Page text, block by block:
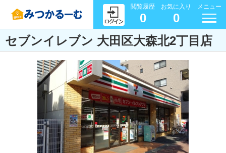
閲覧履歴
0
お気に入り
0
メニュー
セブンイレブン 大田区大森北2丁目店